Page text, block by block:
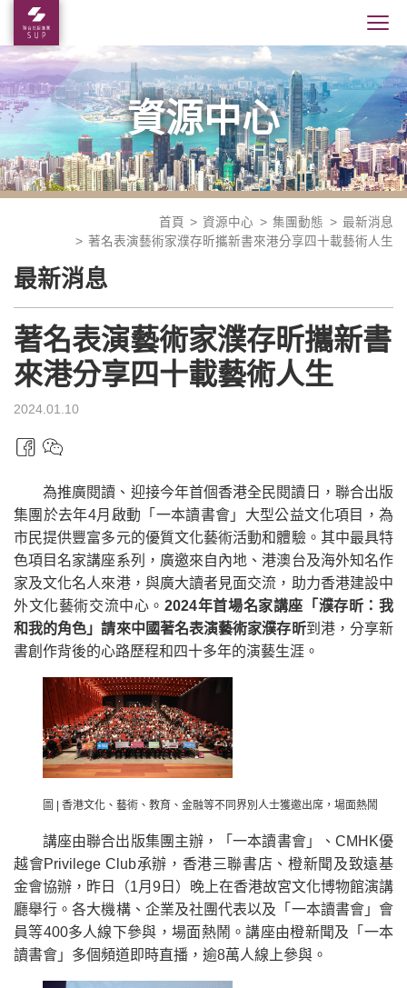
資源中心
首頁 資源中心 集團動態
最新消息
著名表演藝術家濮存昕攜新書來港分享四十載藝術人生
最新消息
著名表演藝術家濮存昕攜新書
來港分享四十載藝術人生
2024.01.10
為推廣閱讀、迎接今年首個香港全民閱讀日，聯合出版
集團於去年4月啟動「一本讀書會」大型公益文化項目，為
市民提供豐富多元的優質文化藝術活動和體驗。其中最具特
色項目名家講座系列，廣邀來自內地、港澳台及海外知名作
家及文化名人來港，與廣大讀者見面交流，助力香港建設中
外文化藝術交流中心。2024年首場名家講座「濮存昕：我
和我的角色」請來中國著名表演藝術家濮存昕到港，分享新
書創作背後的心路歷程和四十多年的演藝生涯。
圖 | 香港文化、藝術、教育、金融等不同界別人士獲邀出席，場面熱鬧
講座由聯合出版集團主辦，「一本讀書會」、CMHK優
越會Privilege Club承辦，香港三聯書店、橙新聞及致遠基
金會協辦，昨日（1月9日）晚上在香港故宮文化博物館演講
廳舉行。各大機構、企業及社團代表以及「一本讀書會」會
員等400多人線下參與，場面熱鬧。講座由橙新聞及「一本
讀書會」多個頻道即時直播，逾8萬人線上參與。